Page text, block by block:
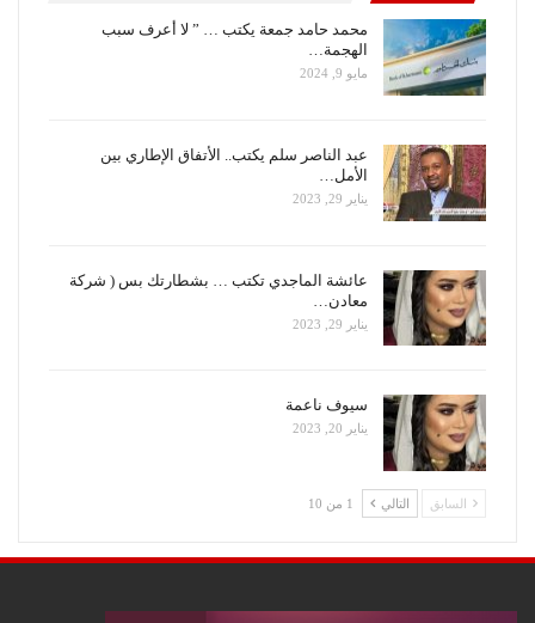
محمد حامد جمعة يكتب … ” لا أعرف سبب
الهجمة…
مايو 9, 2024
عبد الناصر سلم يكتب.. الأتفاق الإطاري بين
الأمل…
يناير 29, 2023
عائشة الماجدي تكتب … بشطارتك بس ( شركة
معادن…
يناير 29, 2023
سيوف ناعمة
يناير 20, 2023
السابق التالي 1 من 10